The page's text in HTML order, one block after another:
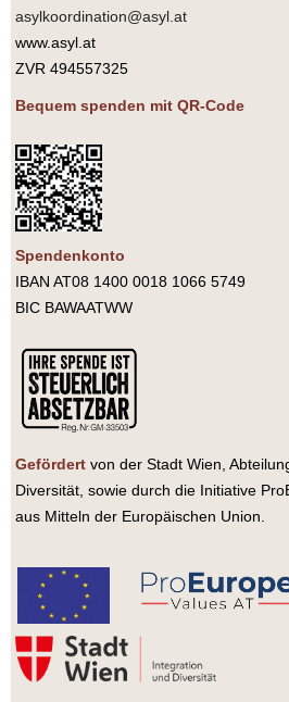
asylkoordination@asyl.at
www.asyl.at
ZVR 494557325
Bequem spenden mit QR-Code
Spendenkonto
IBAN AT08 1400 0018 1066 5749
BIC BAWAATWW
Gefördert von der Stadt Wien,
Diversität, sowie durch die Initiative
aus Mitteln der Europäischen Union.